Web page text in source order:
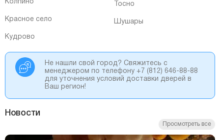
Колпино
Красное село
Кудрово
Тосно
Шушары
Не нашли свой город? Свяжитесь с
менеджером по телефону +7 (812) 646-88-88
для уточнения условий доставки дверей в
Ваш регион!
Новости
Просмотреть все